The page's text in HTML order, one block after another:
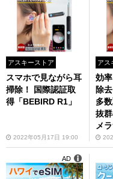
アスキーストア
スマホで見ながら耳
掃除！ 国際認証取
得「BEBIRD R1」
2022年05月17日 19:00
アス
効
除
多
抜
メ
AD